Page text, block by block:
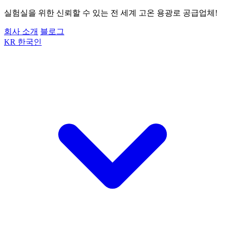
실험실을 위한 신뢰할 수 있는 전 세계 고온 용광로 공급업체!
회사 소개 블로그
KR 한국인